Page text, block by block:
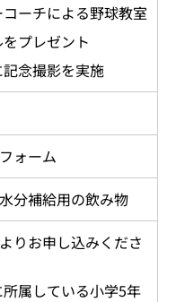
ーチによる野球教室
プレゼント
念撮影を実施
ォーム
分補給用の飲み物
りお申し込みくださ
属している小学5年